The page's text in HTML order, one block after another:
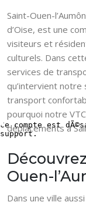
Saint-Ouen-
d’Oise, est une
visiteurs et
culturels. Dans
services de
qu’intervient notre
transport
pourquoi notre
déplacements à
Ouen-
Dans une ville